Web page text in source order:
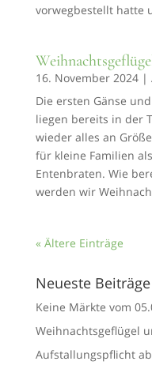
vorwegbestellt hatte
16. November 2024|
Die ersten Gänse
liegen bereits in der
wieder alles an
für kleine Familien
Entenbraten. Wie
werden wir
« Ältere Einträge
Neueste Beiträge
Keine Märkte vom
Weihnachtsgeflügel
Aufstallungspflicht